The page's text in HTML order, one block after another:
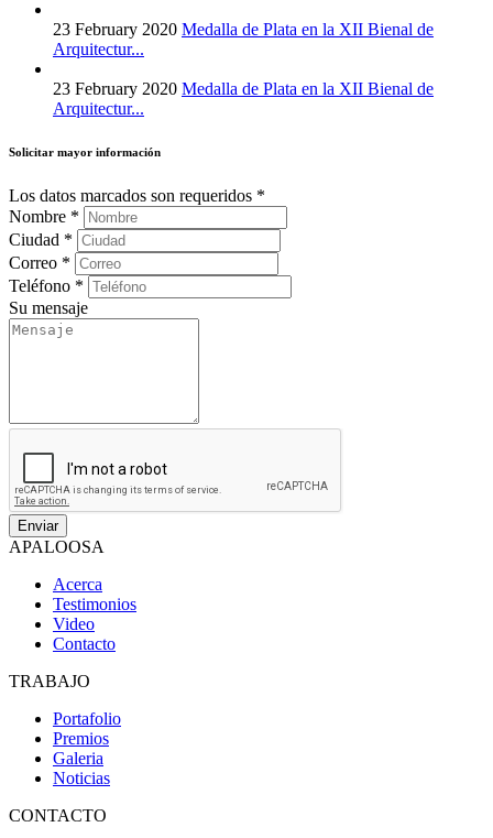
23 February 2020 Medalla de Plata en la XII Bienal de
Arquitectur...
23 February 2020 Medalla de Plata en la XII Bienal de
Arquitectur...
Solicitar mayor información
Los datos marcados son requeridos *
Nombre *
Ciudad *
Correo *
Teléfono *
Su mensaje
APALOOSA
Acerca
Testimonios
Video
Contacto
TRABAJO
Portafolio
Premios
Galeria
Noticias
CONTACTO